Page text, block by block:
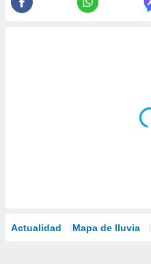
Actualidad Mapa de lluvia